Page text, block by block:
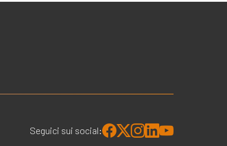
Seguici sui social: